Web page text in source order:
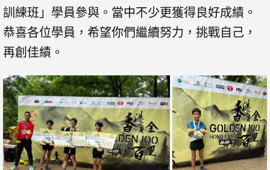
訓練班」學員參與。當中不少更獲得良好成績。
恭喜各位學員，希望你們繼續努力，挑戰自己，
再創佳績。